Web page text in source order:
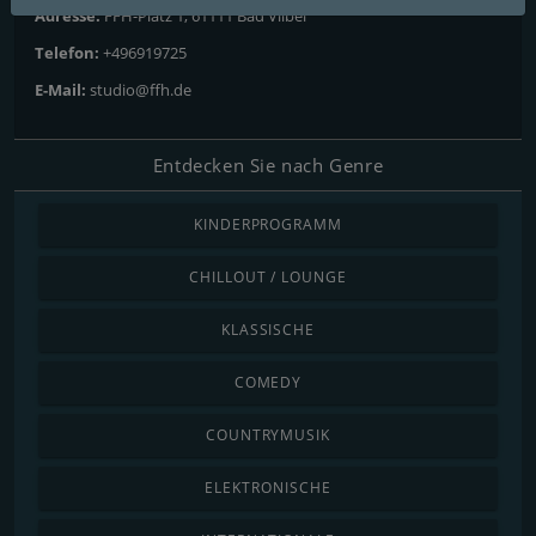
Adresse:FFH-Platz 1, 61111 Bad Vilbel
Telefon: +496919725
E-Mail: studio@ffh.de
Entdecken Sie nach Genre
KINDERPROGRAMM
CHILLOUT / LOUNGE
KLASSISCHE
COMEDY
COUNTRYMUSIK
ELEKTRONISCHE